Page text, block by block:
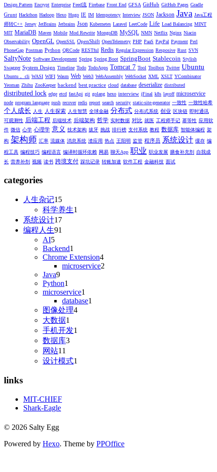
Design Pattern Encrypt Enterprise Feed流 Firebase Front End GFSA GitHub GitHub Pages Gradle
Grunt Hackthon Hadoop Hexo Hugo IE IM Idempotency Interview JSON Jackson Java Java工程
师转C++ Jersey JetBrains Jetbrains Json Kubernetes Laravel LeetCode Life Load Balancing MINT
MIT MariaDB Maven Mobile Mod Rewrite MongoDB MySQL NMN Netflix Nginx Niacin
Observability OpenGL OpenSSL OpenShift OpenTelemetry PHP PaaS PayPal Payment Perl
PhoneGap Postman Python QRCode RESTful Redis Regular Expression Resposive Rust SVN
SaltyNote Software Development Spring Spring Boot SpringBoot Stablecoin Stylish
Swagger System Design Timeline Todo TodoApps Tomcat 7 Tool Toolbox Twitter Ubuntu
Ubuntu， cli WASI WIFI Wasm Web Web3 WebAssembly WebSocket XML XSLT YCombinator
Yeoman Zhihu ZooKeeper backend best practice cloud database deserialize distributed
distributed lock edge etcd fastApi git golang hexo interview jFinal k8s layoff microservice
node program language push recover redis report search security static-site-generator 一致性 一致性哈希
个人成长 人生 人生探索 人生智慧 全球金融 分布式 分布式系统 创业 区块链 即时通讯
可观测性 后端工程 后端技术 后端架构 哲学 实时数据 对比 就医 工程师手记 幂等性 应用软
件 微信 心学 心理学 意义 技术架构 拔牙 挑战 排行榜 支付系统 教程 数据库 智能体编程 架
构 架构师 汇率 流媒体 消息系统 渣应用 热点 王阳明 监管 程序员 系统设计 缓存 编
程工具 编程技巧 编程语言 编译时循环依赖 网易 聊天App 职业 职业发展 膳食补充剂
自我成
长 营养补剂 视频 读书 跨境支付 踩坑记录 转账加速 软件工程 金融科技 面试
categories
人生杂记15
科学养生1
系统设计17
编程人生91
AI5
Backend1
Chrome Extension4
microservice2
Java9
Python1
microservice1
database1
图像处理4
大数据1
手机开发1
数据库3
网站11
设计模式1
links
MIT-CHIEF
Shark-Eagle
© 2026 Salty Egg
Powered by Hexo. Theme by PPOffice